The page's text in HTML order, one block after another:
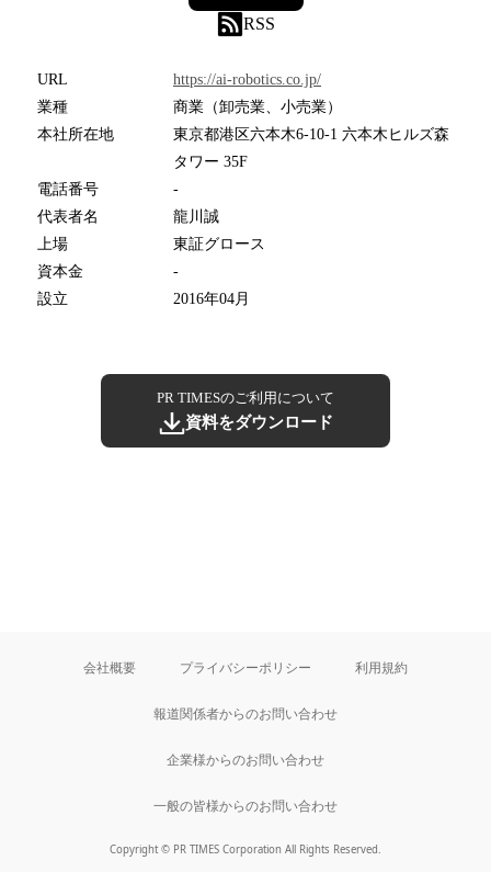
RSS
URL
https://ai-robotics.co.jp/
業種
商業（卸売業、小売業）
本社所在地
東京都港区六本木6-10-1 六本木ヒルズ森
タワー 35F
電話番号
-
代表者名
龍川誠
上場
東証グロース
資本金
-
設立
2016年04月
PR TIMESのご利用について
資料をダウンロード
会社概要 プライバシーポリシー 利用規約
報道関係者からのお問い合わせ
企業様からのお問い合わせ
一般の皆様からのお問い合わせ
Copyright © PR TIMES Corporation All Rights Reserved.